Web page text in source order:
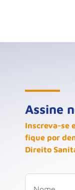
Assine
Inscreva-se
fique por
Direito